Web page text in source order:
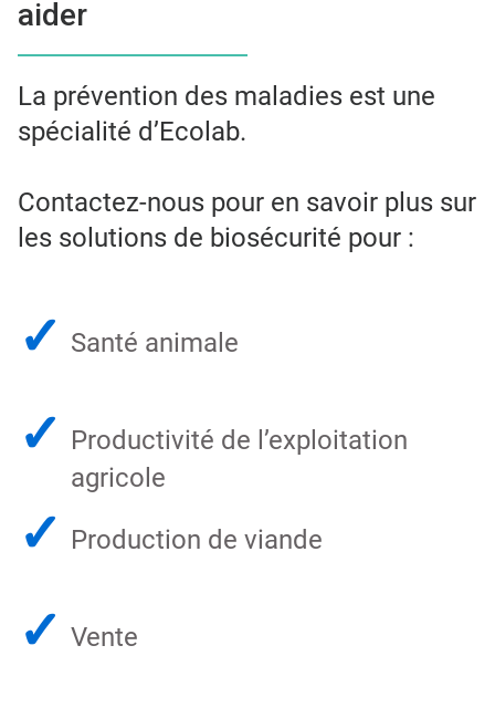
aider
La prévention des maladies est une
spécialité d’Ecolab.
Contactez-nous pour en savoir plus sur
les solutions de biosécurité pour :
✓ Santé animale
✓ Productivité de l’exploitation
agricole
✓ Production de viande
✓ Vente